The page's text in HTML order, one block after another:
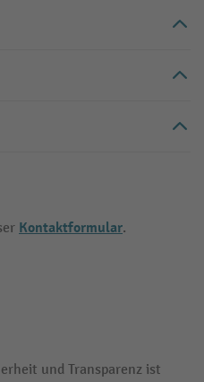
Kontaktformular.
und Transparenz ist